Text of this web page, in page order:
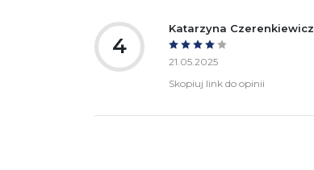
4
Katarzyna Czerenkiewicz
21.05.2025
Skopiuj link do opinii